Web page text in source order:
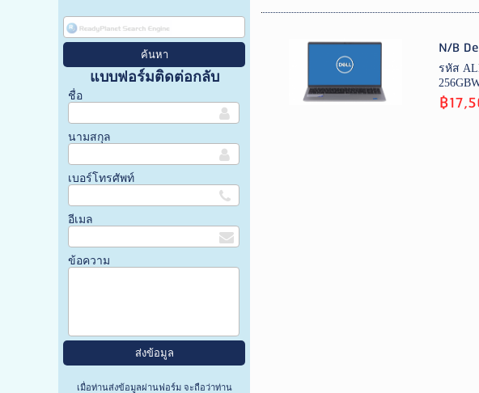
แบบฟอร์มติดต่อกลับ
ชื่อ
นามสกุล
เบอร์โทรศัพท์
อีเมล
ข้อความ
เมื่อท่านส่งข้อมูลผ่านฟอร์ม จะถือว่าท่าน
N/B
รหัส
฿